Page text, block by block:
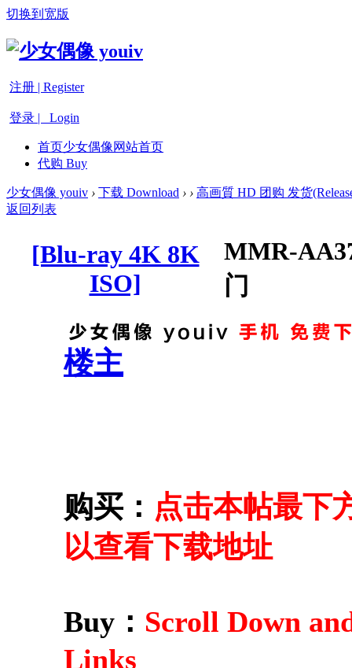
切换到宽版
注册 | Register
登录 | Login
首页少女偶像网站首页
代购 Buy
少女偶像 youiv › 下载 Download › › 高画質 HD 团购 发货
返回列表
[Blu-ray 4K 8K
ISO]
MMR-
门
楼主
购买： 点击本帖最下
以查看下载地址
Buy： Scroll Down
Links